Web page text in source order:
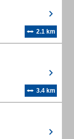
2.1 km
3.4 km